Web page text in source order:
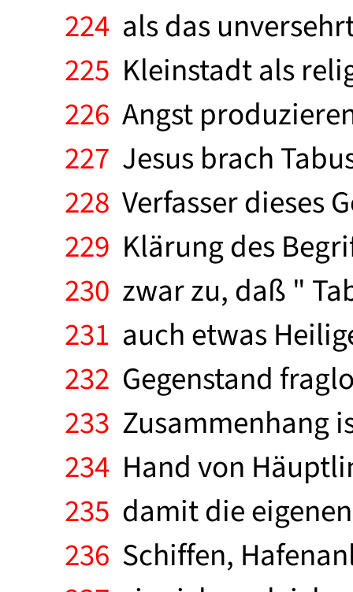
224 als das
225 Kleinstadt als
226 Angst
227 Jesus brach
228 Verfasser dieses
229 Klärung des
230 zwar zu, daß "
231 auch etwas
232 Gegenstand
233 Zusammenhang
234 Hand von
235 damit die
236 Schiffen,